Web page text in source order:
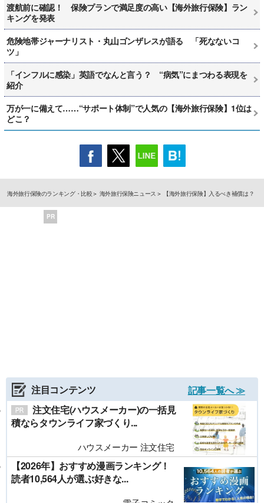
渡航前に確認！ 保険プランで満足度の高い【海外旅行保険】ラン
キングを発表
危険地帯ジャーナリスト・丸山ゴンザレスが語る 「死なないコ
ツ」
「インフルに感染」英語でなんと言う？ “病気”にまつわる表現を
紹介
万が一に備えて……“サポート体制”で人気の【海外旅行保険】1位は
どこ？
海外旅行保険のランキング・比較 海外旅行保険ニュース 【海外旅行保険】入るべき補償は？
PR
注目コンテンツ
記事一覧へ ≫
注文住宅(ハウスメーカー)の一括見
積ならタウンライフ家づくり...
ハウスメーカー 注文住宅
【2026年】おすすめ漫画ランキング！
読者10,564人が選ぶ好きな...